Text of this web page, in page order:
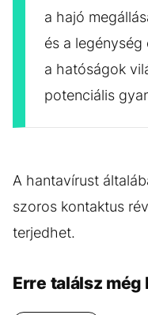
a hajó
és a
a hatóságok
potenciális
A hantavírust
szoros kontaktus
terjedhet.
Erre találsz